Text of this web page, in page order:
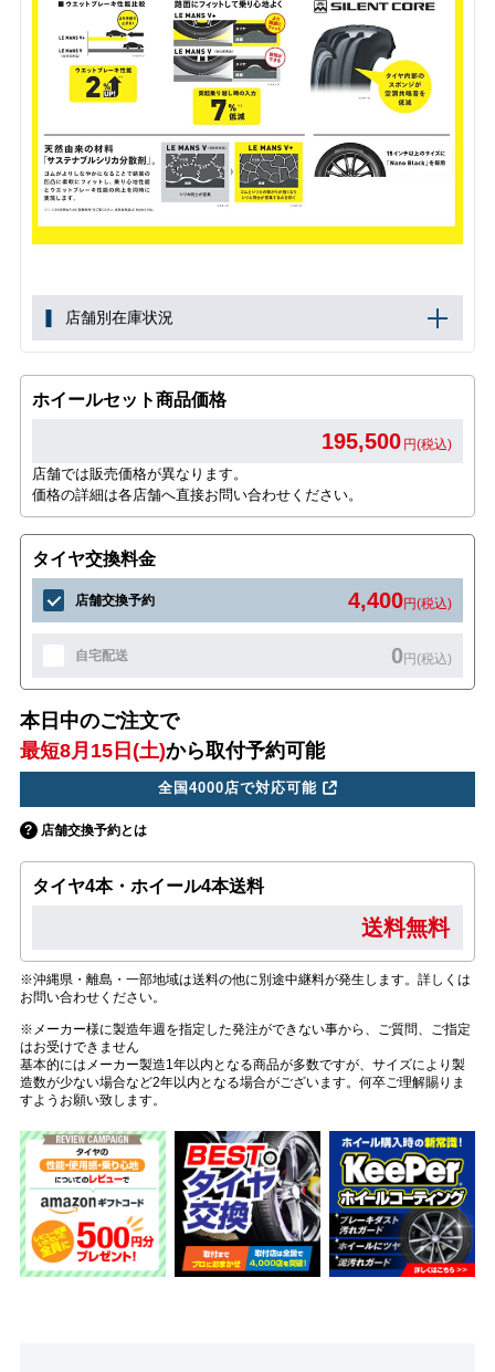
店舗別在庫状況
ホイールセット商品価格
195,500 円(税込)
店舗では販売価格が異なります。
価格の詳細は各店舗へ直接お問い合わせください。
タイヤ交換料金
店舗交換予約 4,400円(税込)
自宅配送 0円(税込)
本日中のご注文で
最短8月15日(土)から取付予約可能
全国4000店で対応可能
店舗交換予約とは
タイヤ4本・ホイール4本送料
送料無料
※沖縄県・離島・一部地域は送料の他に別途中継料が発生します。詳しくは
お問い合わせください。
※メーカー様に製造年週を指定した発注ができない事から、ご質問、ご指定
はお受けできません
基本的にはメーカー製造1年以内となる商品が多数ですが、サイズにより製
造数が少ない場合など2年以内となる場合がございます。何卒ご理解賜りま
すようお願い致します。